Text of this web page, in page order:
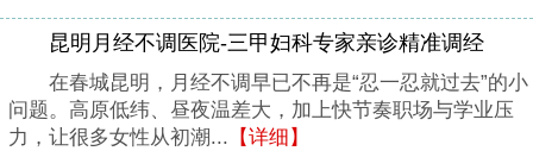
昆明月经不调医院-三甲妇科专家亲诊精准调经
在春城昆明，月经不调早已不再是“忍一忍就过去”的小
问题。高原低纬、昼夜温差大，加上快节奏职场与学业压
力，让很多女性从初潮... 【详细】